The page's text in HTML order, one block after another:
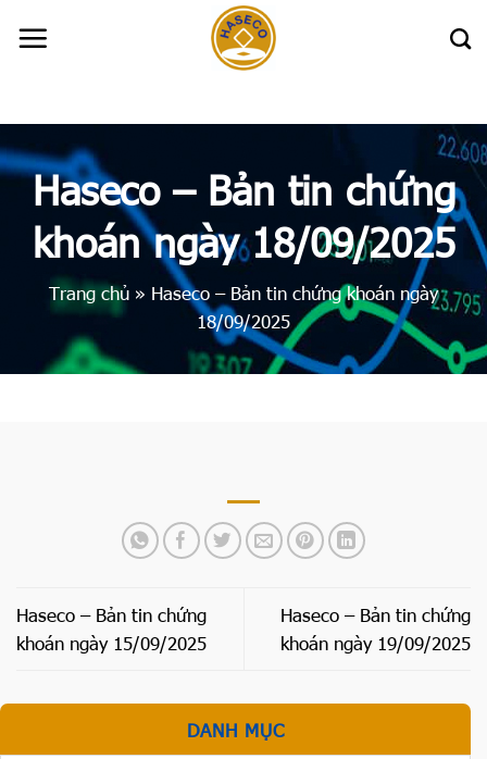
Haseco – Bản tin chứng
khoán ngày 18/09/2025
Trang chủ » Haseco – Bản tin chứng khoán ngày
18/09/2025
Haseco – Bản tin chứng
khoán ngày 15/09/2025
Haseco – Bản tin chứng
khoán ngày 19/09/2025
DANH MỤC